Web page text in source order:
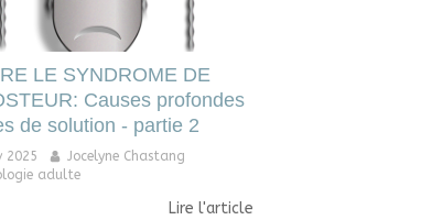
LE SYNDROME DE
Causes profondes
de solution - partie 2
2025
Jocelyne Chastang
adulte
Lire l'article